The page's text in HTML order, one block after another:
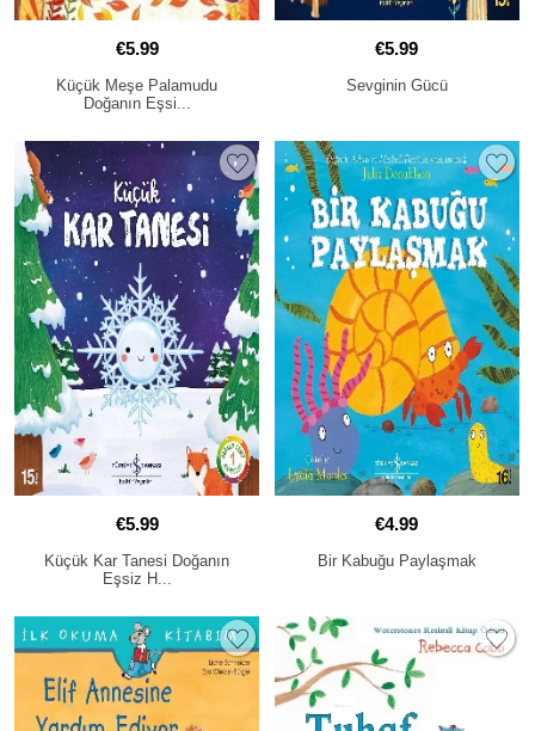
€5.99
Küçük Meşe Palamudu
Doğanın Eşsi...
€5.99
Sevginin Gücü
€5.99
Küçük Kar Tanesi Doğanın
Eşsiz H...
€4.99
Bir Kabuğu Paylaşmak